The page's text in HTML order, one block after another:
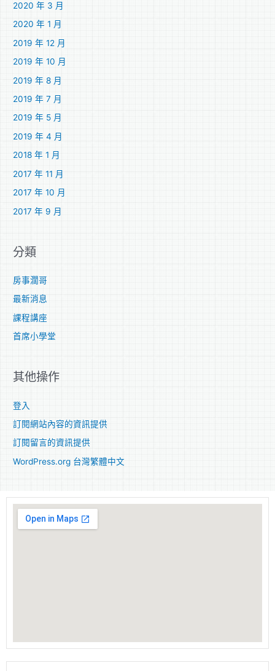
2020 年 3 月
2020 年 1 月
2019 年 12 月
2019 年 10 月
2019 年 8 月
2019 年 7 月
2019 年 5 月
2019 年 4 月
2018 年 1 月
2017 年 11 月
2017 年 10 月
2017 年 9 月
分類
房事濶哥
最新消息
課程講座
首席小學堂
其他操作
登入
訂閱網站內容的資訊提供
訂閱留言的資訊提供
WordPress.org 台灣繁體中文